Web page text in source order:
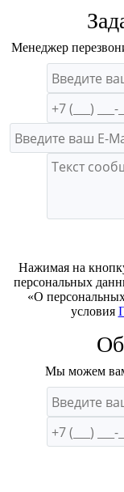
Менеджер
Нажимая на
персональных
«О
условия
Мы можем вам